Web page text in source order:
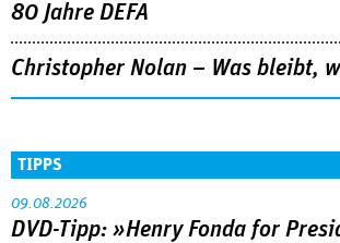
80 Jahre DEFA
Christopher Nolan – Was bleibt,
TIPPS
09.08.2026
DVD-Tipp: »Henry Fonda for